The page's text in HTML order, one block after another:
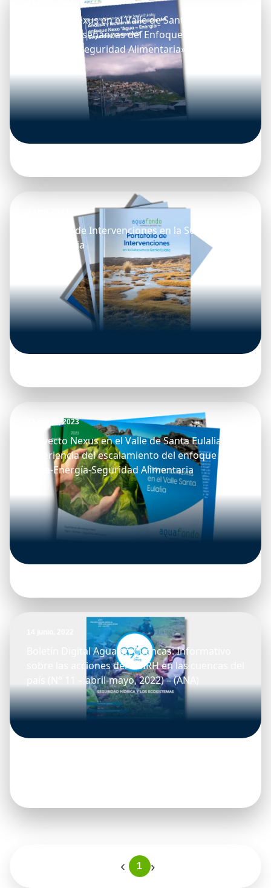
Proyecto Nexus en el Valle de Santa Eulalia:
Análisis y enseñanzas del Enfoque Nexo «Agua
– Energía – Seguridad Alimentaria»
Portafolio de Intervenciones en la Subcuenca
Santa Eulalia
22 marzo, 2023
Proyecto Nexus en el Valle de Santa Eulalia:
Experiencia del escalamiento del enfoque Nexo
Agua-Energía-Seguridad Alimentaria
Boletín Digital Agua en Cuencas: Informativo
sobre las acciones del PGIRH en las cuencas del
país (N° 11 – abril-mayo, 2022) – (ANA)
‹ 1 ›